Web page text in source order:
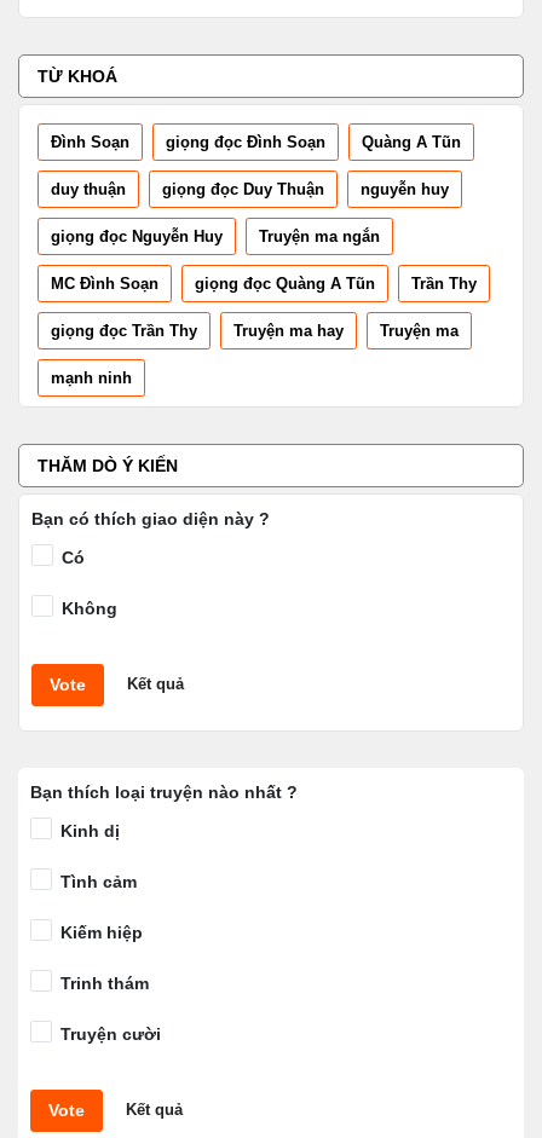
TỪ KHOÁ
Đình Soạn giọng đọc Đình Soạn Quàng A Tũn
duy thuận giọng đọc Duy Thuận nguyễn huy
giọng đọc Nguyễn Huy Truyện ma ngắn
MC Đình Soạn giọng đọc Quàng A Tũn Trần Thy
giọng đọc Trần Thy Truyện ma hay Truyện ma
mạnh ninh
THĂM DÒ Ý KIẾN
Bạn có thích giao diện này ?
Có
Không
Vote Kết quả
Bạn thích loại truyện nào nhất ?
Kinh dị
Tình cảm
Kiếm hiệp
Trinh thám
Truyện cười
Vote Kết quả